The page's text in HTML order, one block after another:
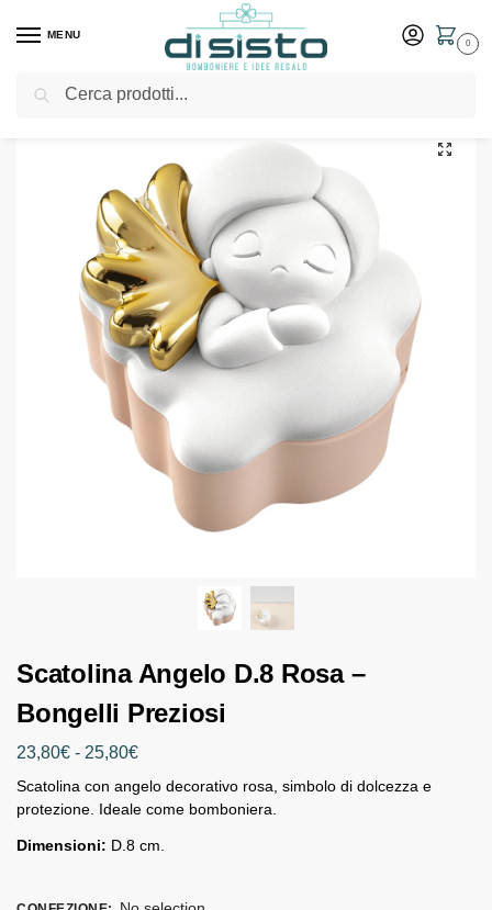
MENU
0
Home Shop Bomboniere
Scatolina Angelo D.8 Rosa –
Bongelli Preziosi
23,80€ - 25,80€
Scatolina con angelo decorativo rosa, simbolo di dolcezza e
protezione. Ideale come bomboniera.
Dimensioni: D.8 cm.